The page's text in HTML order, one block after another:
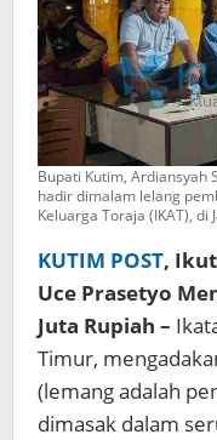
Bupati Kutim, Ardiansyah
hadir dimalam lelang
Keluarga Toraja (IKAT), di
KUTIM POST,
Uce Prasetyo
Juta Rupiah –
Timur,
(lemang adalah
dimasak dalam